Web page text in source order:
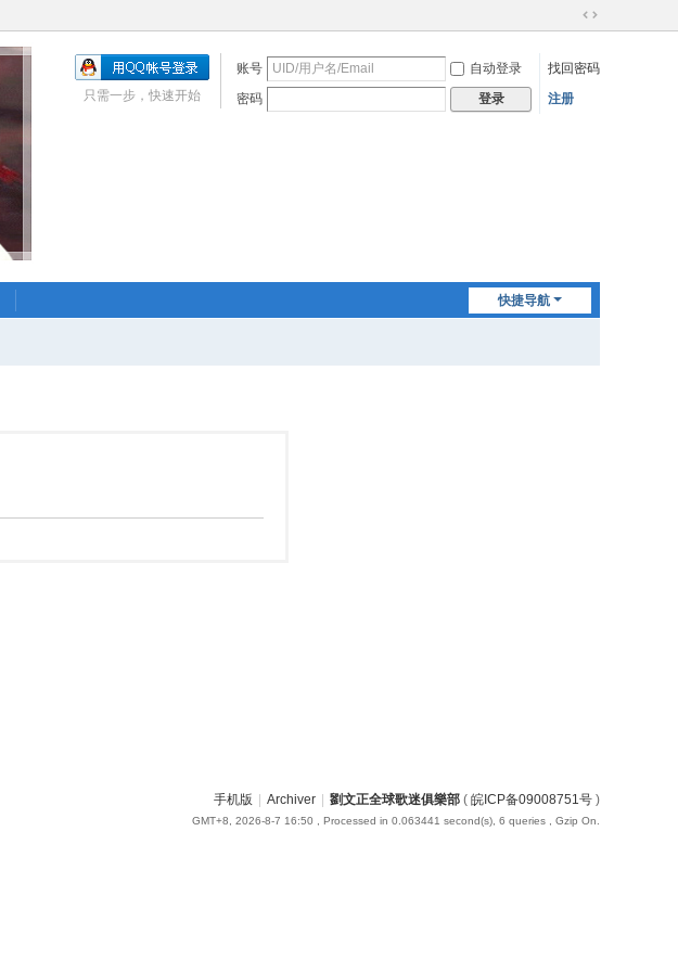
切
到
账号 自动登录
找回密码
密码
登录 注册
只需一步，快速开始
快捷导航
手机版 Archiver 劉文正全球歌迷俱樂部 ( 皖ICP备09008751号 )
GMT+8, 2026-8-7 16:50 , Processed in 0.063441 second(s), 6 queries , Gzip On.